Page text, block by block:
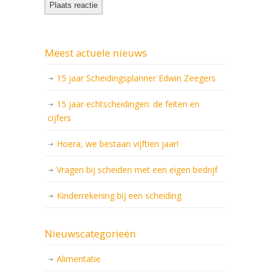
Meest actuele nieuws
15 jaar Scheidingsplanner Edwin Zeegers
15 jaar echtscheidingen: de feiten en
cijfers
Hoera, we bestaan vijftien jaar!
Vragen bij scheiden met een eigen bedrijf
Kinderrekening bij een scheiding
Nieuwscategorieën
Alimentatie